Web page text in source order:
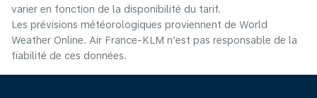
varier en fonction de la disponibilité du tarif.
Les prévisions météorologiques proviennent de World
Weather Online. Air France-KLM n'est pas responsable de la
fiabilité de ces données.